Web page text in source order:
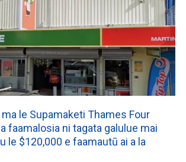
ma le Supamaketi Thames Four
faamalosia ni tagata galulue mai
le $120,000 e faamautū ai a la